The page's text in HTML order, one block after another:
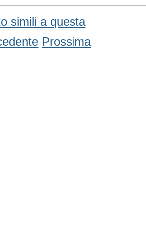
simili a questa
Prossima